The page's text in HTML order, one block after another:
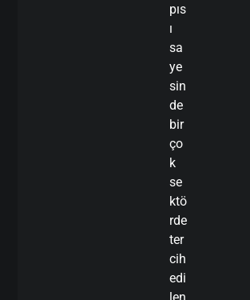
pıs
ı
sa
ye
sin
de
bir
ço
k
se
ktö
rde
ter
cih
edi
len